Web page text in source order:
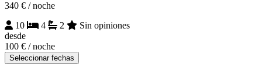
340 € / noche
10
4 2
Sin opiniones
desde
100 € / noche
Seleccionar fechas